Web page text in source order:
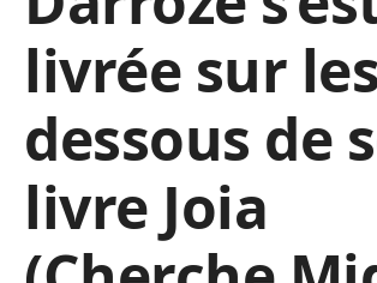
livrée sur les
dessous de
livre Joia